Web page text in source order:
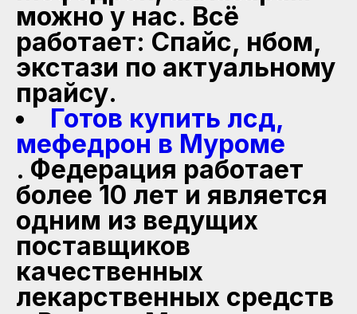
можно у нас. Всё
работает: Спайс, нбом,
экстази по актуальному
прайсу.
Готов купить лсд,
мефедрон в Муроме
. Федерация работает
более 10 лет и является
одним из ведущих
поставщиков
качественных
лекарственных средств